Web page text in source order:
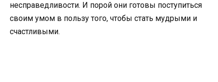
несправедливости. И порой они готовы поступиться
своим умом в пользу того, чтобы стать мудрыми и
счастливыми.